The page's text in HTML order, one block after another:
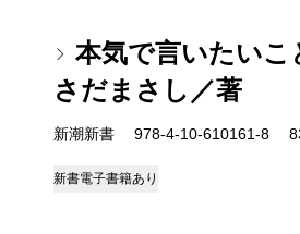
本気で言いたいこ
さだまさし／著
新潮新書 978-4-10-610161-8
新書電子書籍あり